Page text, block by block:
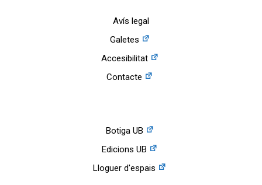
Avís legal
Galetes
Accesibilitat
Contacte
Botiga UB
Edicions UB
Lloguer d'espais